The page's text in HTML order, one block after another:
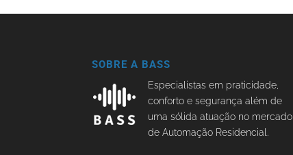
SOBRE A BASS
Especialistas em praticidade,
conforto e segurança além de
uma sólida atuação no mercado
de Automação Residencial.